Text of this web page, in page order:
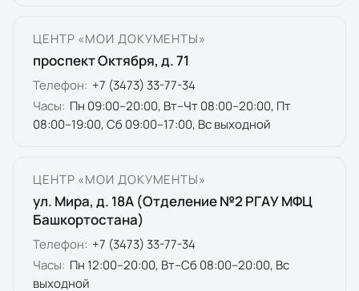
ЦЕНТР «МОИ ДОКУМЕНТЫ»
проспект Октября, д. 71
Телефон: +7 (3473) 33-77-34
Часы: Пн 09:00–20:00, Вт–Чт 08:00–20:00, Пт
08:00–19:00, Сб 09:00–17:00, Вс выходной
ЦЕНТР «МОИ ДОКУМЕНТЫ»
ул. Мира, д. 18А (Отделение №2 РГАУ МФЦ
Башкортостана)
Телефон: +7 (3473) 33-77-34
Часы: Пн 12:00–20:00, Вт–Сб 08:00–20:00, Вс
выходной